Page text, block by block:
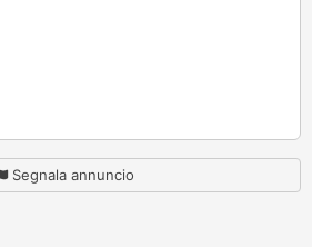
Segnala annuncio